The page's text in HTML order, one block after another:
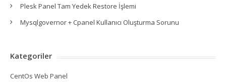
Plesk Panel Tam Yedek Restore İşlemi
Mysqlgovernor + Cpanel Kullanıcı Oluşturma Sorunu
Kategoriler
CentOs Web Panel